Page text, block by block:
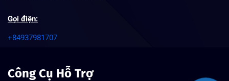
Gọi điện:
+84937981707
Công Cụ Hỗ Trợ